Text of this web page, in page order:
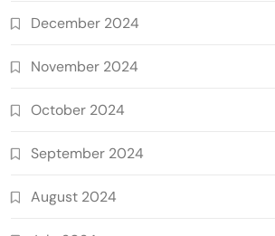
December 2024
November 2024
October 2024
September 2024
August 2024